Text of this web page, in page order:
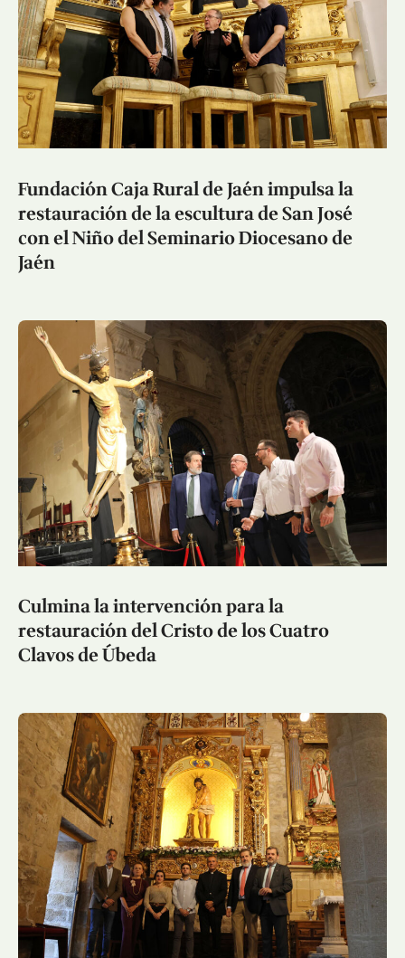
Fundación Caja Rural de Jaén impulsa la
restauración de la escultura de San José
con el Niño del Seminario Diocesano de
Jaén
Culmina la intervención para la
restauración del Cristo de los Cuatro
Clavos de Úbeda